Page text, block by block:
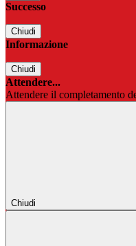
Successo
Chiudi
Informazione
Chiudi
Attendere...
Attendere il completamento
Chiudi